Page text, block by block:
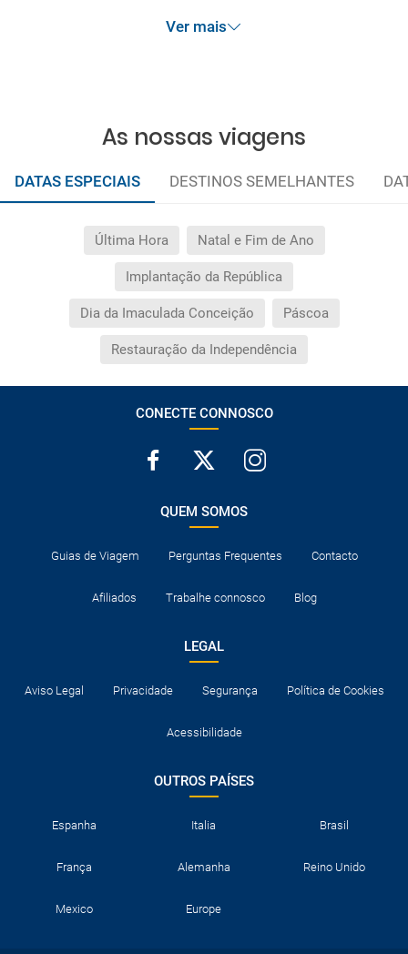
Ver mais
As nossas viagens
DATAS ESPECIAIS DESTINOS SEMELHANTES
Última Hora Natal e Fim de Ano
Implantação da República
Dia da Imaculada Conceição Páscoa
Restauração da Independência
CONECTE CONNOSCO
QUEM SOMOS
Guias de Viagem Perguntas Frequentes Contacto
Afiliados Trabalhe connosco Blog
LEGAL
Aviso Legal Privacidade Segurança Política de Cookies
Acessibilidade
OUTROS PAÍSES
Espanha Italia Brasil
França Alemanha Reino Unido
Mexico Europe